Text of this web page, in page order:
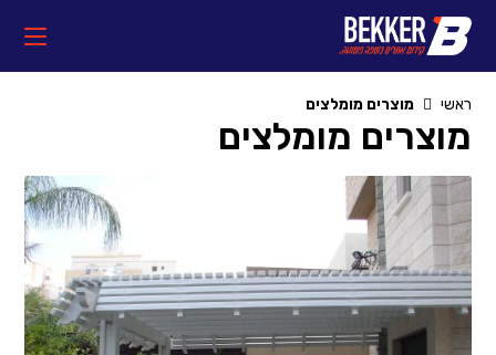
content
ראשי מוצרים מומלצים
מוצרים מומלצים